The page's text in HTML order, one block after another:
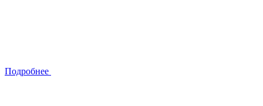
Подробнее